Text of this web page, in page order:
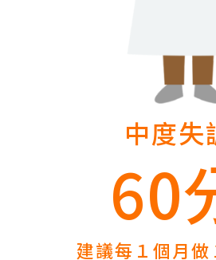
中度失
60
建議每１個月做